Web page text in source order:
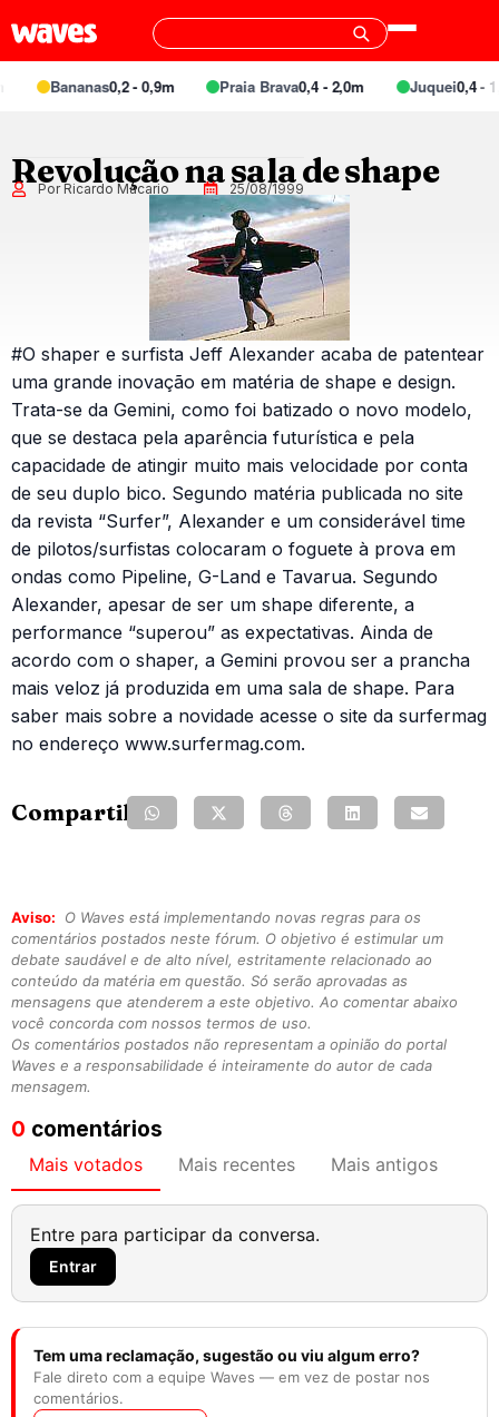
Bananas0,2 - 0,9m Praia Brava0,4 - 2,0m Juquei0,4 -
Revolução na sala de shape
Por Ricardo Macario 25/08/1999
#O shaper e surfista Jeff Alexander acaba de patentear
uma grande inovação em matéria de shape e design.
Trata-se da Gemini, como foi batizado o novo modelo,
que se destaca pela aparência futurística e pela
capacidade de atingir muito mais velocidade por conta
de seu duplo bico. Segundo matéria publicada no site
da revista “Surfer”, Alexander e um considerável time
de pilotos/surfistas colocaram o foguete à prova em
ondas como Pipeline, G-Land e Tavarua. Segundo
Alexander, apesar de ser um shape diferente, a
performance “superou” as expectativas. Ainda de
acordo com o shaper, a Gemini provou ser a prancha
mais veloz já produzida em uma sala de shape. Para
saber mais sobre a novidade acesse o site da surfermag
no endereço www.surfermag.com.
Compartilhe:
Aviso:
O Waves está implementando novas regras para os
comentários postados neste fórum. O objetivo é estimular um
debate saudável e de alto nível, estritamente relacionado ao
conteúdo da matéria em questão. Só serão aprovadas as
mensagens que atenderem a este objetivo. Ao comentar abaixo
você concorda com nossos termos de uso.
Os comentários postados não representam a opinião do portal
Waves e a responsabilidade é inteiramente do autor de cada
mensagem.
0 comentários
Mais votados Mais recentes Mais antigos
Entre para participar da conversa.
Entrar
Tem uma reclamação, sugestão ou viu algum erro?
Fale direto com a equipe Waves — em vez de postar nos
comentários.